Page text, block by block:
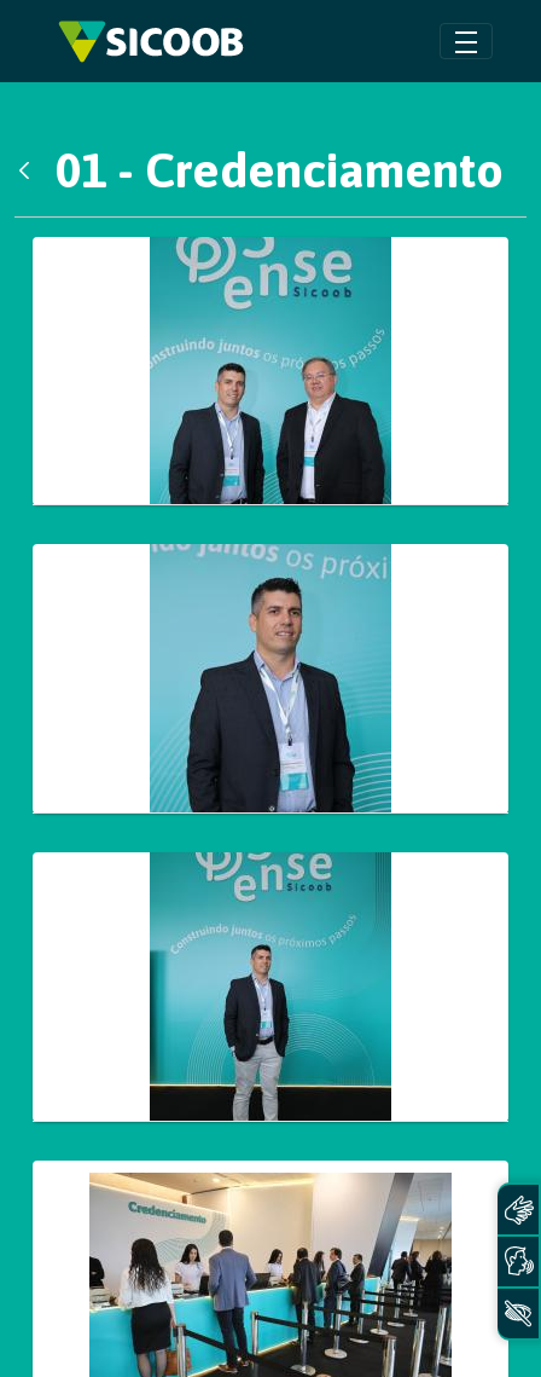
Pular para o Conteúdo principal
01 - Credenciamento